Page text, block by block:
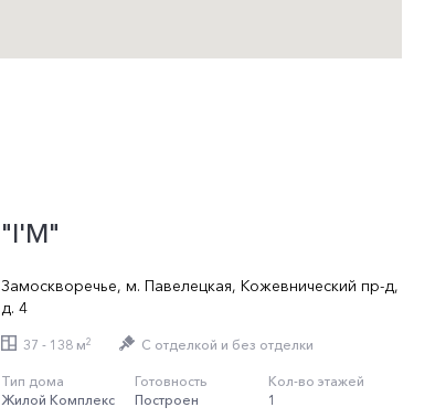
"I'M"
Замоскворечье, м. Павелецкая, Кожевнический пр-д,
д. 4
37 - 138 м2 C отделкой и без отделки
Тип дома
Жилой Комплекс
Готовность
Построен
Кол-во этажей
1